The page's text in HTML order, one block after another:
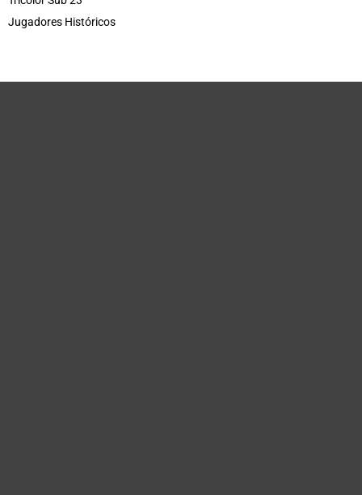
Jugadores Históricos